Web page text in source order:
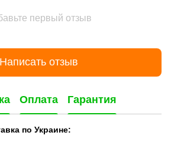
первый отзыв
Написать отзыв
Оплата Гарантия
по Украине: